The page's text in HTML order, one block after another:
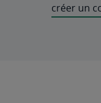
créer un